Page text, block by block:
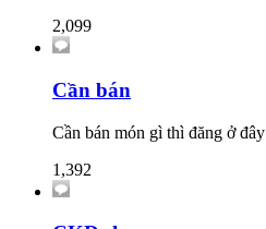
2,099
Cần bán
Cần bán món gì thì đăng ở đây
1,392